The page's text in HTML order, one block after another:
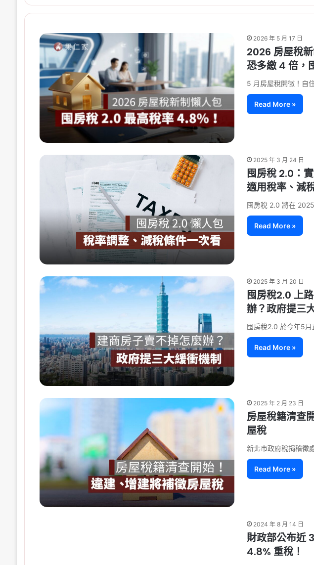
2026 年 5 月 17 日
2026 房屋稅
恐多繳 4 倍，
5 月房屋稅開徵！自
Read More »
2025 年 3 月 24 日
囤房稅 2.0：
適用稅率、減
囤房稅 2.0 將在
Read More »
2025 年 3 月 20 日
囤房稅2.0 上
辦？政府提三
囤房稅2.0 於今年5
Read More »
2025 年 2 月 23 日
房屋稅籍清查
屋稅
新北市政府稅捐稽徵
Read More »
2024 年 8 月 14 日
財政部公布近
4.8% 重稅！